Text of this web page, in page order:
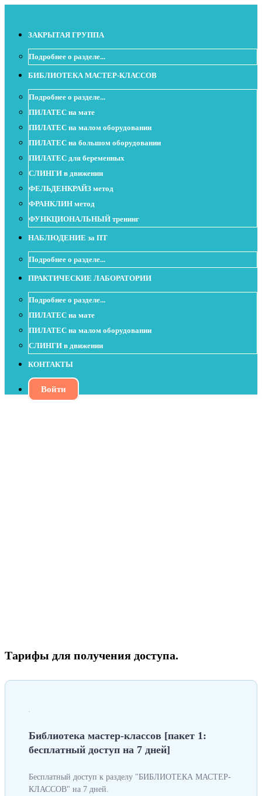
ЗАКРЫТАЯ ГРУППА
Подробнее о разделе...
БИБЛИОТЕКА МАСТЕР-КЛАССОВ
Подробнее о разделе...
ПИЛАТЕС на мате
ПИЛАТЕС на малом оборудовании
ПИЛАТЕС на большом оборудовании
ПИЛАТЕС для беременных
СЛИНГИ в движении
ФЕЛЬДЕНКРАЙЗ метод
ФРАНКЛИН метод
ФУНКЦИОНАЛЬНЫЙ тренинг
НАБЛЮДЕНИЕ за ПТ
Подробнее о разделе...
ПРАКТИЧЕСКИЕ ЛАБОРАТОРИИ
Подробнее о разделе...
ПИЛАТЕС на мате
ПИЛАТЕС на малом оборудовании
СЛИНГИ в движении
КОНТАКТЫ
Войти
Тарифы для получения доступа.
Библиотека мастер-классов [пакет 1:
бесплатный доступ на 7 дней]
Бесплатный доступ к разделу "БИБЛИОТЕКА МАСТЕР-
КЛАССОВ" на 7 дней.